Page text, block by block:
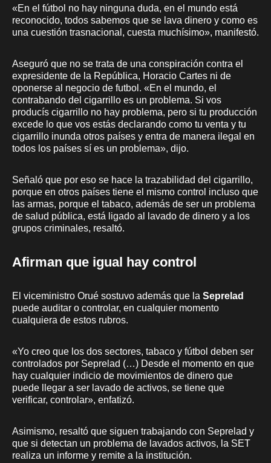
«En el fútbol no hay ninguna duda, en el mundo está
reconocido, todos sabemos que se lava dinero y como es
una cuestión trasnacional, cuesta muchísimo», manifestó.
Aseguró que no se trata de una conspiración contra el
expresidente de la República, Horacio Cartes ni de
oponerse al negocio de futbol. «En el mundo, el
contrabando del cigarrillo es un problema. Si vos
producís cigarrillo no hay problema, pero si tu producción
excede lo que vos estás declarando como tu venta y tu
cigarrillo inunda otros países y entra de manera ilegal en
todos los países sí es un problema», dijo.
Señaló que por eso se hace la trazabilidad del cigarrillo,
porque en otros países tiene el mismo control incluso que
las armas, porque el tabaco, además de ser un problema
de salud pública, está ligado al lavado de dinero y a los
grupos criminales, resaltó.
Afirman que igual hay control
El viceministro Orué sostuvo además que la Seprelad
puede auditar o controlar, en cualquier momento
cualquiera de estos rubros.
«Yo creo que los dos sectores, tabaco y fútbol deben ser
controlados por Seprelad (…) Desde el momento en que
hay cualquier indicio de movimientos de dinero que
puede llegar a ser lavado de activos, se tiene que
verificar, controlar», enfatizó.
Asimismo, resaltó que siguen trabajando con Seprelad y
que si detectan un problema de lavados activos, la SET
realiza un informe y remite a la institución.